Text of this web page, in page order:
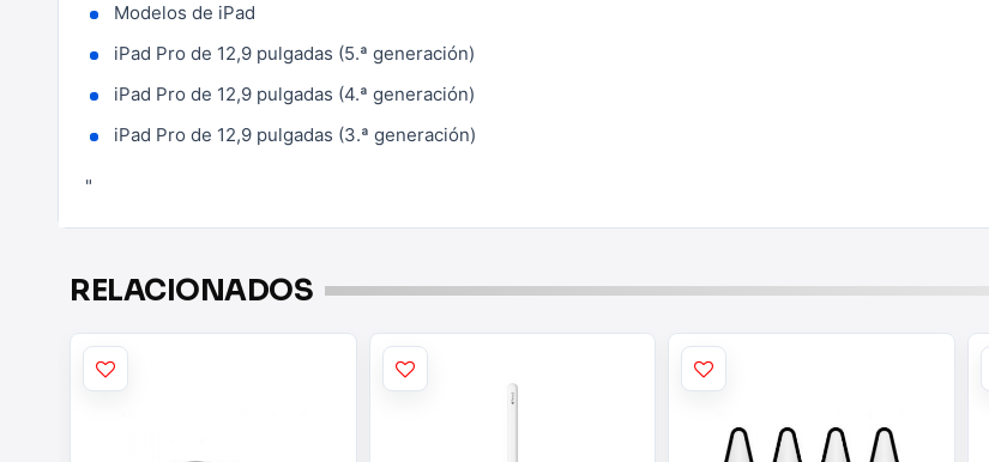
Modelos de iPad
iPad Pro de 12,9 pulgadas (5.ª generación)
iPad Pro de 12,9 pulgadas (4.ª generación)
iPad Pro de 12,9 pulgadas (3.ª generación)
"
RELACIONADOS